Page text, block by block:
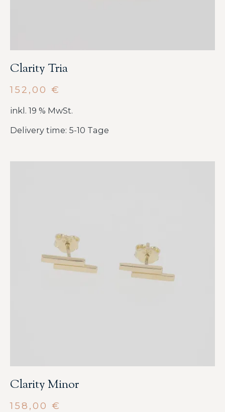
Clarity Tria
152,00 €
inkl. 19 % MwSt.
Delivery time: 5-10 Tage
Clarity Minor
158,00 €